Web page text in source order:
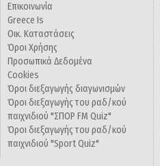
Επικοινωνία
Greece Is
Οικ. Καταστάσεις
Όροι Χρήσης
Προσωπικά Δεδομένα
Cookies
Όροι διεξαγωγής διαγωνισμών
Όροι διεξαγωγής του ραδ/κού
παιχνιδιού "ΣΠΟΡ FM Quiz"
Όροι διεξαγωγής του ραδ/κού
παιχνιδιού "Sport Quiz"